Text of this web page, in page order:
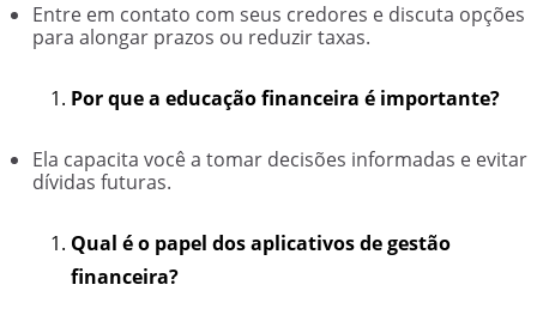
Entre em contato com seus credores e discuta opções
para alongar prazos ou reduzir taxas.
Por que a educação financeira é importante?
Ela capacita você a tomar decisões informadas e evitar
dívidas futuras.
Qual é o papel dos aplicativos de gestão
financeira?